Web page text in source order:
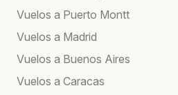
Vuelos a Puerto Montt
Vuelos a Madrid
Vuelos a Buenos Aires
Vuelos a Caracas